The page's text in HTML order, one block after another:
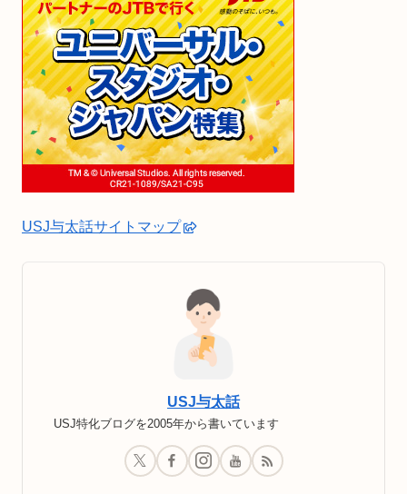
USJ与太話サイトマップ
USJ与太話
USJ特化ブログを2005年から書いています